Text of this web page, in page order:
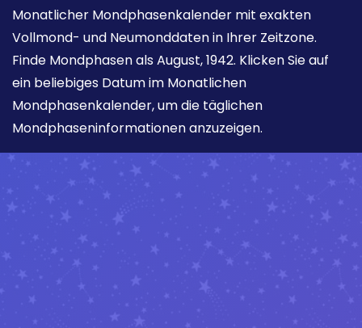
Monatlicher Mondphasenkalender mit exakten
Vollmond- und Neumonddaten in Ihrer Zeitzone.
Finde Mondphasen als August, 1942. Klicken Sie auf
ein beliebiges Datum im Monatlichen
Mondphasenkalender, um die täglichen
Mondphaseninformationen anzuzeigen.